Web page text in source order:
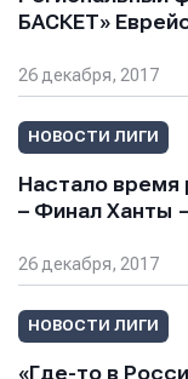
БАСКЕТ»
26 декабря, 2017
НОВОСТИ ЛИГИ
Настало время
– Финал Ханты
26 декабря, 2017
НОВОСТИ ЛИГИ
«Где-то в